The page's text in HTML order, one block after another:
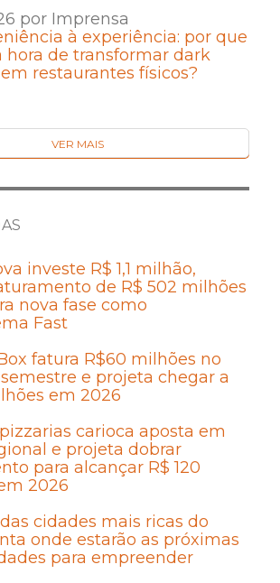
por Imprensa
à experiência: por que
hora de transformar dark
restaurantes físicos?
VER MAIS
investe R$ 1,1 milhão,
de R$ 502 milhões
nova fase como
Fast
fatura R$60 milhões no
e projeta chegar a
em 2026
carioca aposta em
e projeta dobrar
para alcançar R$ 120
2026
cidades mais ricas do
onde estarão as próximas
para empreender